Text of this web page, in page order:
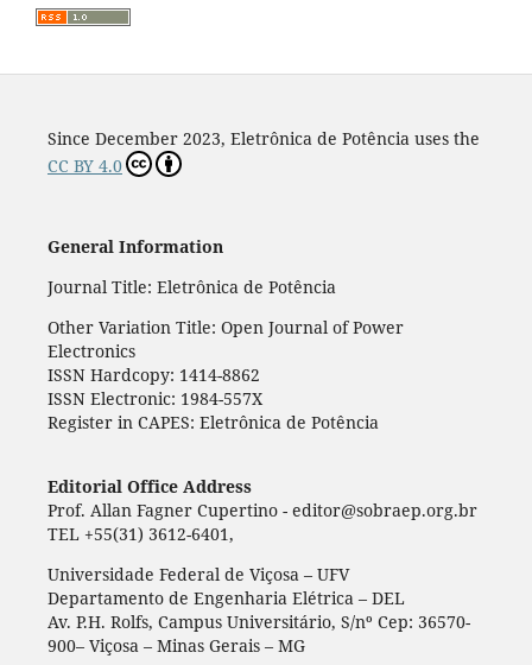
Since December 2023, Eletrônica de Potência uses the
CC BY 4.0
General Information
Journal Title: Eletrônica de Potência
Other Variation Title: Open Journal of Power
Electronics
ISSN Hardcopy: 1414-8862
ISSN Electronic: 1984-557X
Register in CAPES: Eletrônica de Potência
Editorial Office Address
Prof. Allan Fagner Cupertino - editor@sobraep.org.br
TEL +55(31) 3612-6401,
Universidade Federal de Viçosa – UFV
Departamento de Engenharia Elétrica – DEL
Av. P.H. Rolfs, Campus Universitário, S/nº Cep: 36570-
900– Viçosa – Minas Gerais – MG